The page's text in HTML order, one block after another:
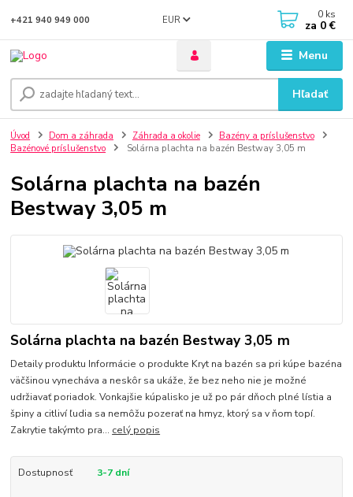
Menu
EUR
Hľadať
+421 940 949 000 0 ks
za 0 €
Úvod Dom a záhrada Záhrada a okolie
Bazény a príslušenstvo
Bazénové príslušenstvo
Solárna plachta na bazén Bestway 3,05 m
Solárna plachta na bazén
Bestway 3,05 m
Solárna plachta na bazén Bestway 3,05 m
Detaily produktu Informácie o produkte Kryt na bazén sa pri kúpe bazéna
väčšinou vynecháva a neskôr sa ukáže, že bez neho nie je možné
udržiavať poriadok. Vonkajšie kúpalisko je už po pár dňoch plné lístia a
špiny a citliví ľudia sa nemôžu pozerať na hmyz, ktorý sa v ňom topí.
Zakrytie takýmto pra... celý popis
Dostupnosť 3-7 dní